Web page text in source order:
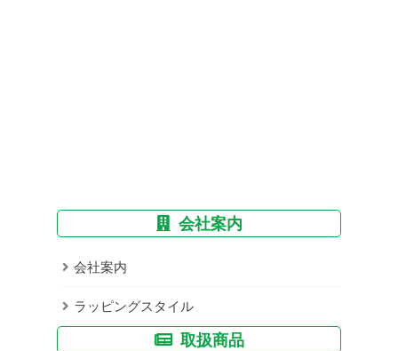
会社案内
会社案内
ラッピングスタイル
取扱商品